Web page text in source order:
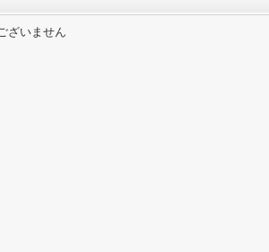
ざいません